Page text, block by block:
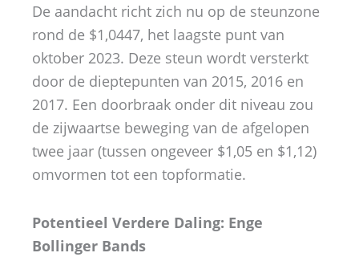
De aandacht richt zich nu op de steunzone
rond de $1,0447, het laagste punt van
oktober 2023. Deze steun wordt versterkt
door de dieptepunten van 2015, 2016 en
2017. Een doorbraak onder dit niveau zou
de zijwaartse beweging van de afgelopen
twee jaar (tussen ongeveer $1,05 en $1,12)
omvormen tot een topformatie.
Potentieel Verdere Daling: Enge
Bollinger Bands